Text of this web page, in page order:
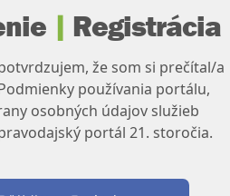
| Registrácia
že som si prečítal/a
používania portálu,
osobných údajov služieb
portál 21. storočia.